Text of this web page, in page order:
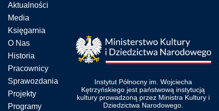
Aktualności
Media
Księgarnia
O Nas
Historia
Pracownicy
Sprawozdania
Projekty
Programy
Instytut Północny im. Wojciecha
Kętrzyńskiego jest państwową instytucją
kultury prowadzoną przez Ministra Kultury i
Dziedzictwa Narodowego.